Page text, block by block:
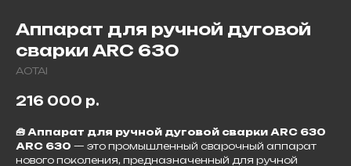
Аппарат для ручной дуговой
сварки ARC 630
AOTAI
216 000 р.
🧰 Аппарат для ручной дуговой сварки ARC 630
ARC 630 — это промышленный сварочный аппарат
нового поколения, предназначенный для ручной